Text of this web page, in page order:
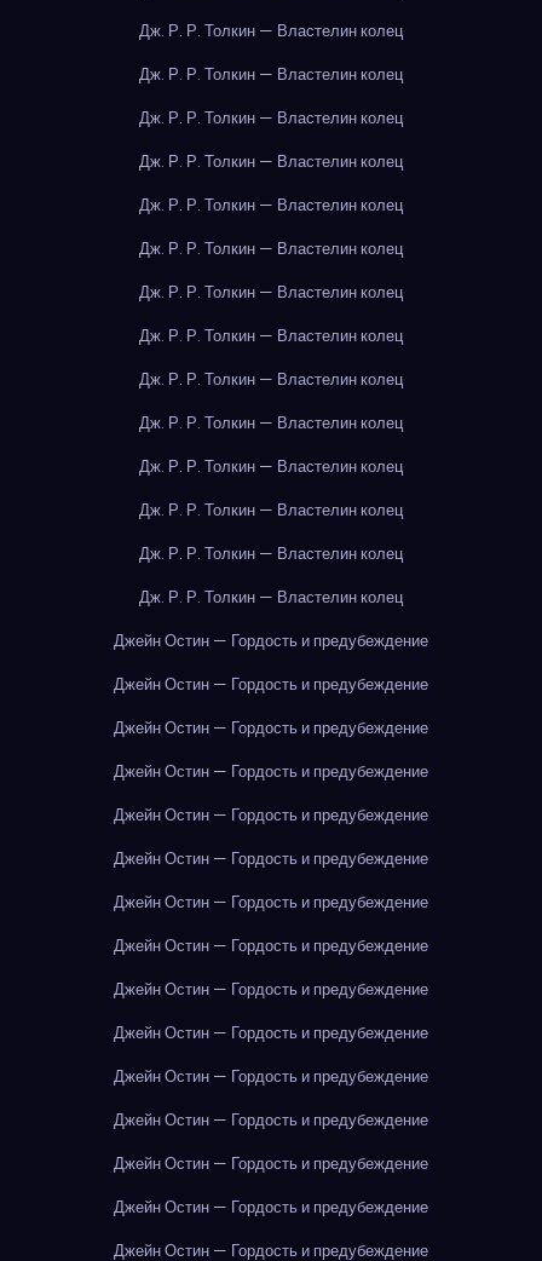
Дж. Р. Р. Толкин — Властелин колец
Дж. Р. Р. Толкин — Властелин колец
Дж. Р. Р. Толкин — Властелин колец
Дж. Р. Р. Толкин — Властелин колец
Дж. Р. Р. Толкин — Властелин колец
Дж. Р. Р. Толкин — Властелин колец
Дж. Р. Р. Толкин — Властелин колец
Дж. Р. Р. Толкин — Властелин колец
Дж. Р. Р. Толкин — Властелин колец
Дж. Р. Р. Толкин — Властелин колец
Дж. Р. Р. Толкин — Властелин колец
Дж. Р. Р. Толкин — Властелин колец
Дж. Р. Р. Толкин — Властелин колец
Дж. Р. Р. Толкин — Властелин колец
Джейн Остин — Гордость и предубеждение
Джейн Остин — Гордость и предубеждение
Джейн Остин — Гордость и предубеждение
Джейн Остин — Гордость и предубеждение
Джейн Остин — Гордость и предубеждение
Джейн Остин — Гордость и предубеждение
Джейн Остин — Гордость и предубеждение
Джейн Остин — Гордость и предубеждение
Джейн Остин — Гордость и предубеждение
Джейн Остин — Гордость и предубеждение
Джейн Остин — Гордость и предубеждение
Джейн Остин — Гордость и предубеждение
Джейн Остин — Гордость и предубеждение
Джейн Остин — Гордость и предубеждение
Джейн Остин — Гордость и предубеждение